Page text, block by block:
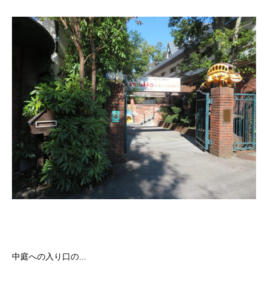
中庭への入り口の...